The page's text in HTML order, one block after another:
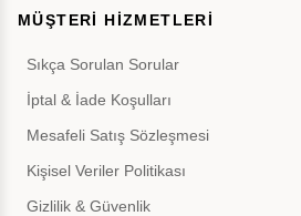
MÜŞTERİ HİZMETLERİ
Sıkça Sorulan Sorular
İptal & İade Koşulları
Mesafeli Satış Sözleşmesi
Kişisel Veriler Politikası
Gizlilik & Güvenlik